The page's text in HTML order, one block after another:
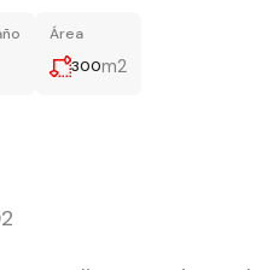
Área
300m2